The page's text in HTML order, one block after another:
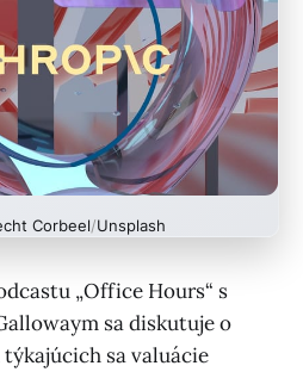
Corbeel/Unsplash
„Office Hours“ s
sa diskutuje o
sa valuácie